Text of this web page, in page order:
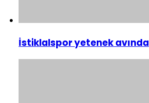
İstiklalspor yetenek avında